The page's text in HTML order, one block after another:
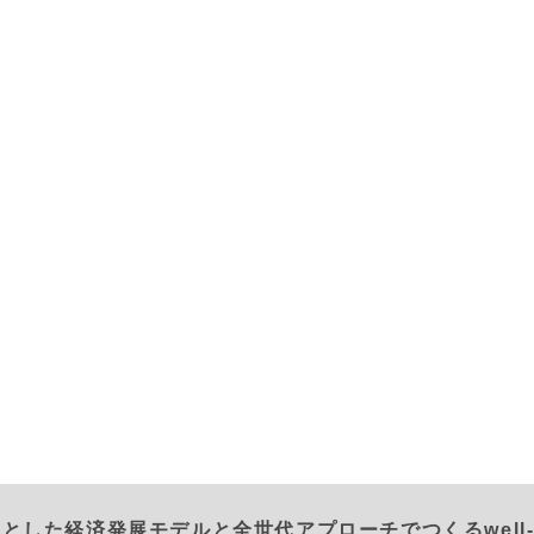
した経済発展モデルと全世代アプローチでつくる